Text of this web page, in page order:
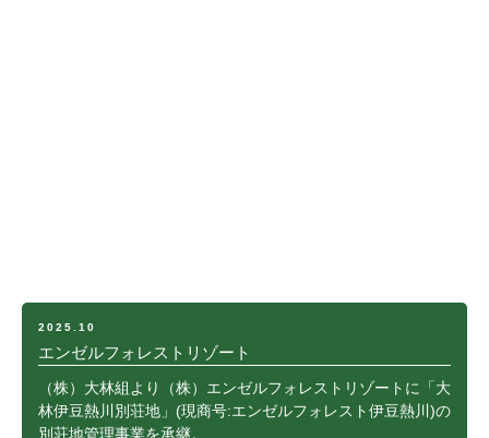
2025.10
エンゼルフォレストリゾート
（株）大林組より（株）エンゼルフォレストリゾートに「大
林伊豆熱川別荘地」(現商号:エンゼルフォレスト伊豆熱川)の
別荘地管理事業を承継。